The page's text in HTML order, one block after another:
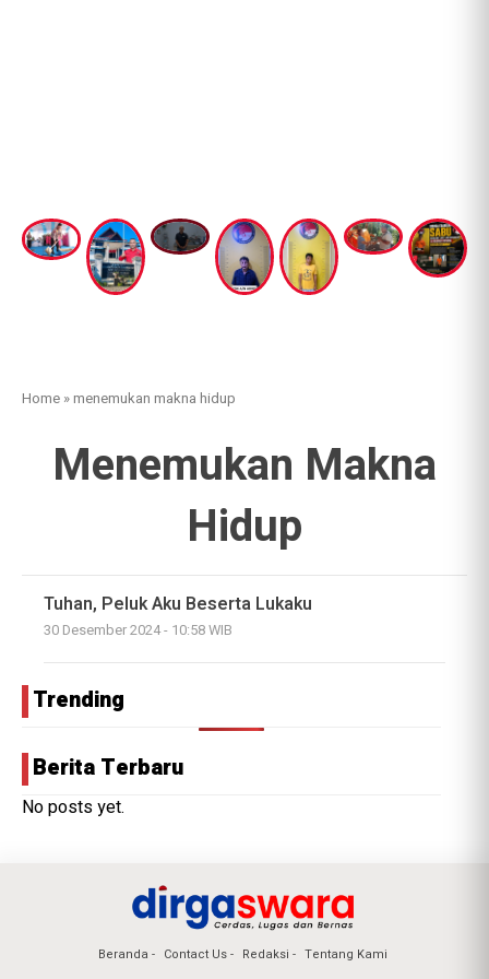
Home »menemukan makna hidup
Menemukan Makna
Hidup
Tuhan, Peluk Aku Beserta Lukaku
30 Desember 2024 - 10:58 WIB
Trending
Berita Terbaru
No posts yet.
Beranda Contact Us Redaksi Tentang Kami